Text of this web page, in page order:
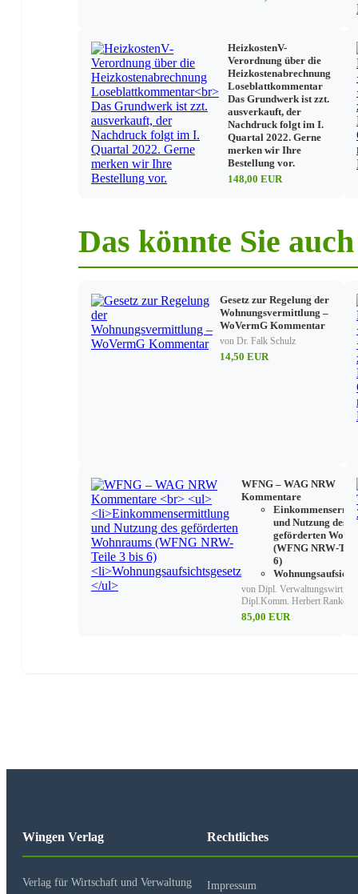
HeizkostenV-
Verordnung über die
Heizkostenabrechnung
Loseblattkommentar
Das Grundwerk ist zzt.
ausverkauft, der
Nachdruck folgt im I.
Quartal 2022. Gerne
merken wir Ihre
Bestellung vor.
148,00 EUR
Das könnte Sie
Gesetz zur Regelung der
Wohnungsvermittlung –
WoVermG Kommentar
von Dr. Falk Schulz
14,50 EUR
WFNG – WAG NRW
Kommentare
und Nutzung des
geförderten
(WFNG NRW-
6)
von Dipl. Verwaltungswirt,
Dipl.Komm. Herbert
85,00 EUR
Wingen Verlag
Verlag für Wirtschaft und Verwaltung
Rechtliches
Impressum